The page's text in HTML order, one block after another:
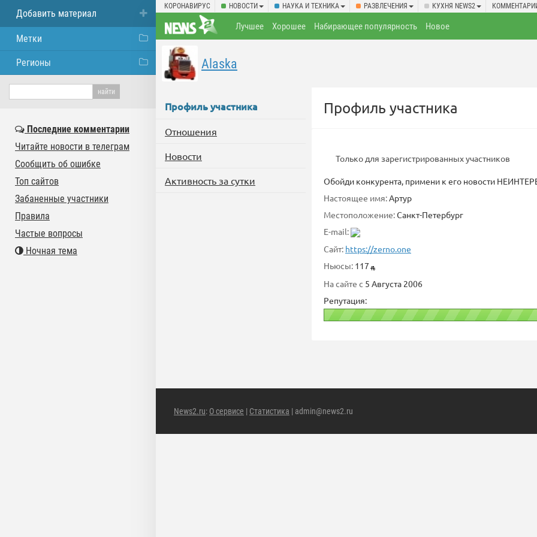
КОРОНАВИРУС НОВОСТИ НАУКА И ТЕХНИКА РАЗВЛЕЧЕНИЯ КУХНЯ NEWS2
Лучшее Хорошее Набирающее популярность Новое
Alaska
Профиль участника
Отношения
Новости
Активность за сутки
Профиль участника
Только для зарегистрированных участников
Обойди конкурента, примени к его новости
Настоящее имя:Артур
Местоположение:Санкт-Петербург
E-mail:
Сайт: https://zerno.one
Ньюсы: 117
На сайте с 5 Августа 2006
Репутация:
News2.ru: О сервисе | Статистика | admin@news2.ru
Добавить материал
Метки
Регионы
Последние комментарии
Читайте новости в телеграм
Сообщить об ошибке
Топ сайтов
Забаненные участники
Правила
Частые вопросы
Ночная тема